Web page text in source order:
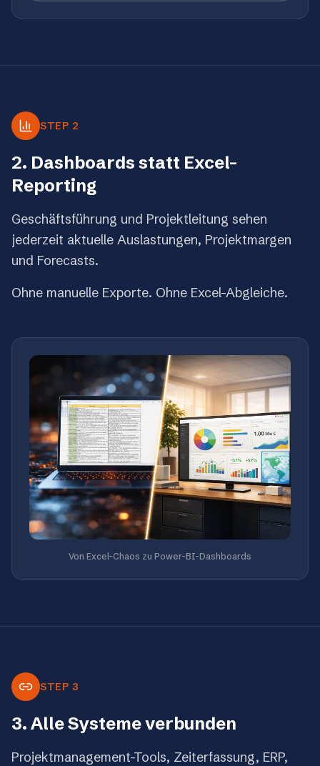
Von Excel-Chaos zu Power-BI-Dashboards
STEP 2
2. Dashboards statt Excel-
Reporting
Geschäftsführung und Projektleitung sehen
jederzeit aktuelle Auslastungen, Projektmargen
und Forecasts.
Ohne manuelle Exporte. Ohne Excel-Abgleiche.
STEP 3
3. Alle Systeme verbunden
Projektmanagement-Tools, Zeiterfassung, ERP,